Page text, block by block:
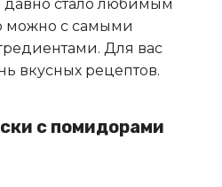
стало любимым
можно с самыми
Для вас
вкусных рецептов.
с помидорами